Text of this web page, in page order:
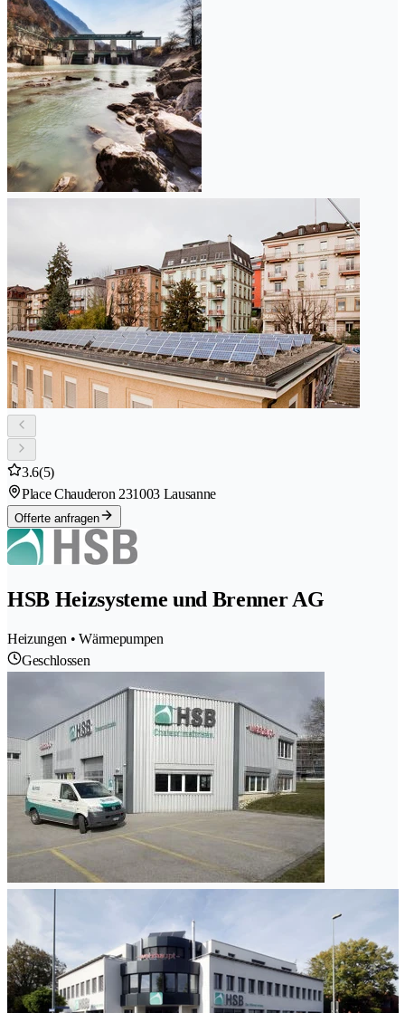
3.6(5)
Place Chauderon 231003 Lausanne
Offerte anfragen
HSB Heizsysteme und Brenner AG
Heizungen • Wärmepumpen
Geschlossen